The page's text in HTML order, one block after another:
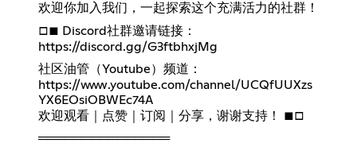
欢迎你加入我们，一起探索这个充满活力的社群！
https://discord.gg/G3ftbhxjMg
https://www.youtube.com/channel/UCQfUUXzs
YX6EOsiOBWEc74A
欢迎观看｜点赞｜订阅｜分享，谢谢支持！ ■□
═══════════════